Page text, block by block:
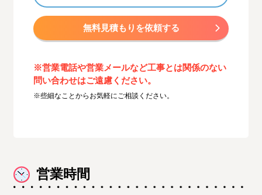
無料見積もりを依頼する
※営業電話や営業メールなど工事とは関係のない
問い合わせはご遠慮ください。
※些細なことからお気軽にご相談ください。
営業時間